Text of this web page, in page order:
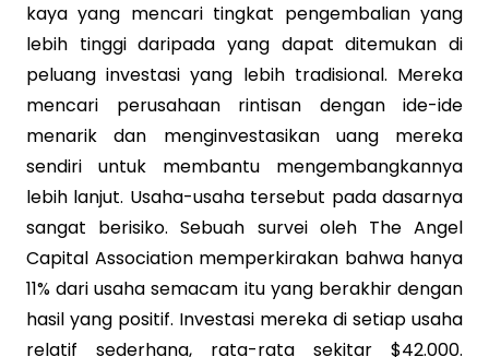
kaya yang mencari tingkat pengembalian yang
lebih tinggi daripada yang dapat ditemukan di
peluang investasi yang lebih tradisional. Mereka
mencari perusahaan rintisan dengan ide-ide
menarik dan menginvestasikan uang mereka
sendiri untuk membantu mengembangkannya
lebih lanjut. Usaha-usaha tersebut pada dasarnya
sangat berisiko. Sebuah survei oleh The Angel
Capital Association memperkirakan bahwa hanya
11% dari usaha semacam itu yang berakhir dengan
hasil yang positif. Investasi mereka di setiap usaha
relatif sederhana, rata-rata sekitar $42.000.